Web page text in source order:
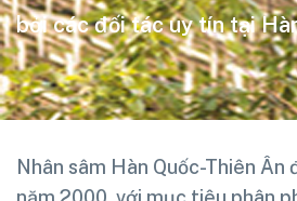
bởi các đối tác uy tín tại
Nhân sâm Hàn Quốc-Thiên